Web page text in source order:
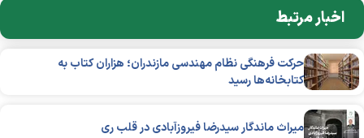
اخبار مرتبط
حرکت فرهنگی نظام مهندسی مازندران؛ هزاران کتاب به
کتابخانه‌ها رسید
میراث ماندگار سیدرضا فیروزآبادی در قلب ری